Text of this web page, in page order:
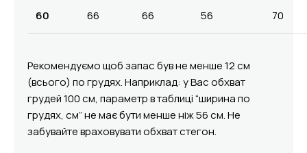
60 66 66 56 70
Рекомендуємо щоб запас був не менше 12 см
(всього) по грудях. Наприклад: у Вас обхват
грудей 100 см, параметр в таблиці “ширина по
грудях, см” не має бути менше ніж 56 см. Не
забувайте враховувати обхват стегон.